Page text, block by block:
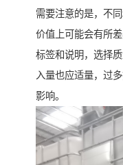
需要注意的是，不
价值上可能会有所
标签和说明，选择
入量也应适量，过
影响。